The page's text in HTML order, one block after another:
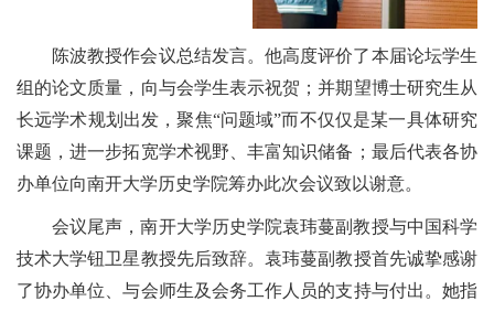
陈波教授作会议总结发言。他高度评价了本届论坛学生
组的论文质量，向与会学生表示祝贺；并期望博士研究生从
长远学术规划出发，聚焦“问题域”而不仅仅是某一具体研究
课题，进一步拓宽学术视野、丰富知识储备；最后代表各协
办单位向南开大学历史学院筹办此次会议致以谢意。
会议尾声，南开大学历史学院袁玮蔓副教授与中国科学
技术大学钮卫星教授先后致辞。袁玮蔓副教授首先诚挚感谢
了协办单位、与会师生及会务工作人员的支持与付出。她指